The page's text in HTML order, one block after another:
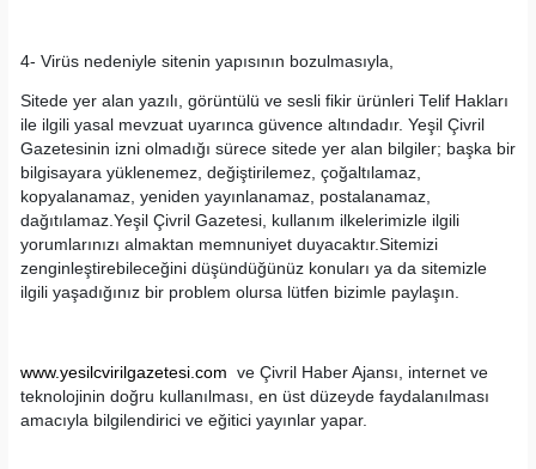
4- Virüs nedeniyle sitenin yapısının bozulmasıyla,
Sitede yer alan yazılı, görüntülü ve sesli fikir ürünleri Telif Hakları
ile ilgili yasal mevzuat uyarınca güvence altındadır. Yeşil Çivril
Gazetesinin izni olmadığı sürece sitede yer alan bilgiler; başka bir
bilgisayara yüklenemez, değiştirilemez, çoğaltılamaz,
kopyalanamaz, yeniden yayınlanamaz, postalanamaz,
dağıtılamaz.Yeşil Çivril Gazetesi, kullanım ilkelerimizle ilgili
yorumlarınızı almaktan memnuniyet duyacaktır.Sitemizi
zenginleştirebileceğini düşündüğünüz konuları ya da sitemizle
ilgili yaşadığınız bir problem olursa lütfen bizimle paylaşın.
www.yesilcvirilgazetesi.com ve Çivril Haber Ajansı, internet ve
teknolojinin doğru kullanılması, en üst düzeyde faydalanılması
amacıyla bilgilendirici ve eğitici yayınlar yapar.